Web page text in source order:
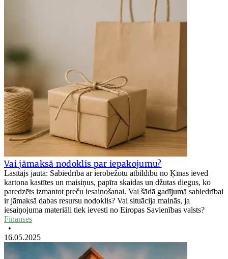
Vai jāmaksā nodoklis par iepakojumu?
Lasītājs jautā: Sabiedrība ar ierobežotu atbildību no Ķīnas ieved
kartona kastītes un maisiņus, papīra skaidas un džutas diegus, ko
paredzēts izmantot preču iesaiņošanai. Vai šādā gadījumā sabiedrībai
ir jāmaksā dabas resursu nodoklis? Vai situācija mainās, ja
iesaiņojuma materiāli tiek ievesti no Eiropas Savienības valsts?
Finanses
•
16.05.2025